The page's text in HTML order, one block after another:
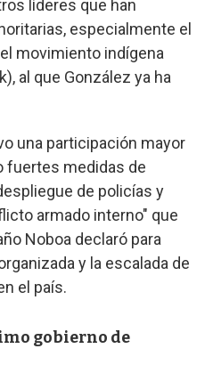
líderes que han
especialmente el
movimiento indígena
al que González ya ha
una participación mayor
fuertes medidas de
de policías y
armado interno" que
Noboa declaró para
y la escalada de
el país.
gobierno de